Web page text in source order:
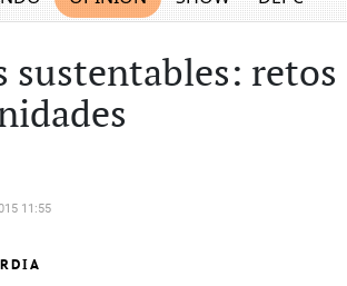
sustentables: retos
11:55